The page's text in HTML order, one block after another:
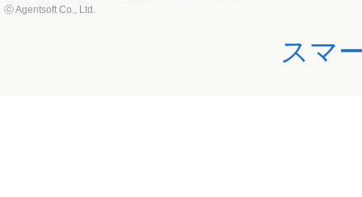
ⓒ Agentsoft Co., Ltd.
スマ